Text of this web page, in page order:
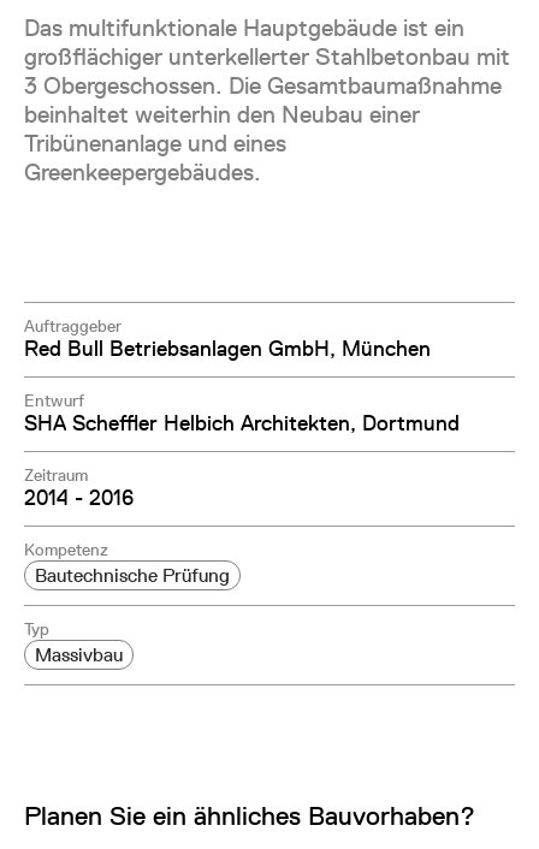
Das multifunktionale Hauptgebäude ist ein
großflächiger unterkellerter Stahlbetonbau mit
3 Obergeschossen. Die Gesamtbaumaßnahme
beinhaltet weiterhin den Neubau einer
Tribünenanlage und eines
Greenkeepergebäudes.
Auftraggeber
Red Bull Betriebsanlagen GmbH, München
Entwurf
SHA Scheffler Helbich Architekten, Dortmund
Zeitraum
2014 - 2016
Kompetenz
Bautechnische Prüfung
Typ
Massivbau
Planen Sie ein ähnliches Bauvorhaben?